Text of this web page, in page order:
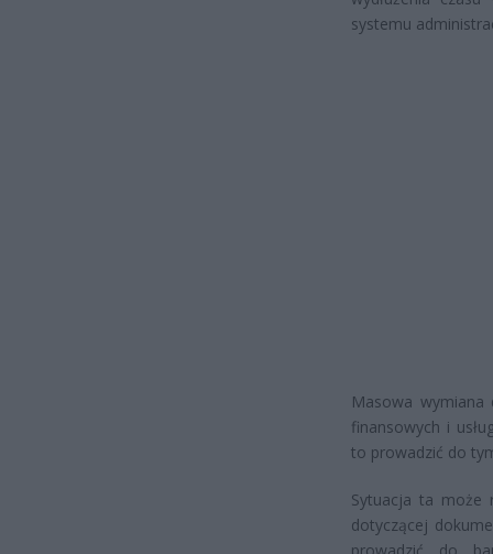
systemu
Masowa wymiana
finansowych i
to prowadzić do
Sytuacja ta może
dotyczącej